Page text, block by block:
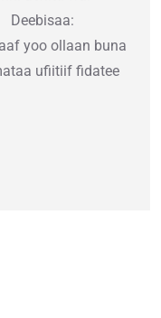
Deebisaa:
yoo ollaan buna
ufiitiif fidatee